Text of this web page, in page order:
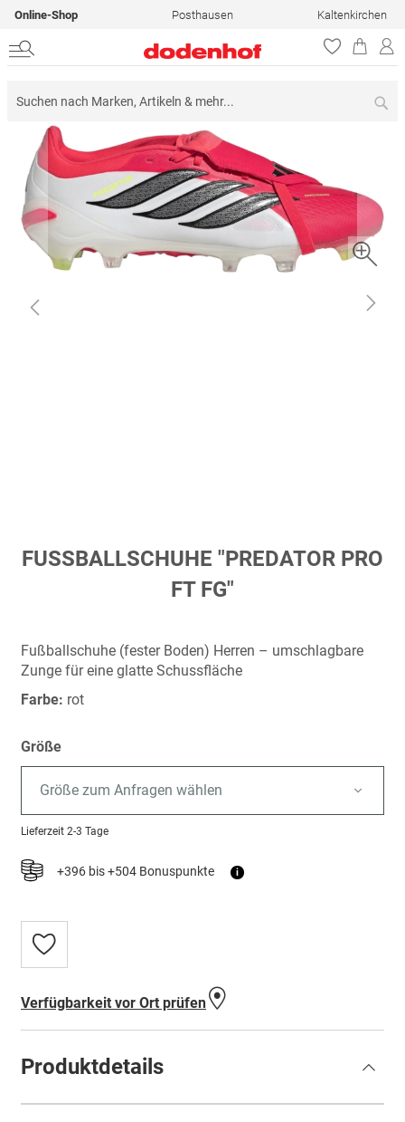
Online-Shop Posthausen Kaltenkirchen
Zum
Ende
der
Bildergalerie
springen
Zum
Anfang
FUSSBALLSCHUHE "PREDATOR PRO F
T FG"
Fußballschuhe (fester Boden) Herren – umschlagbare
Zunge für eine glatte Schussfläche
Farbe: rot
Größe
Größe zum Anfragen wählen
Lieferzeit 2-3 Tage
+396 bis +504 Bonuspunkte i
Zur
Wunschliste
Verfügbarkeit vor Ort prüfen
Produktdetails